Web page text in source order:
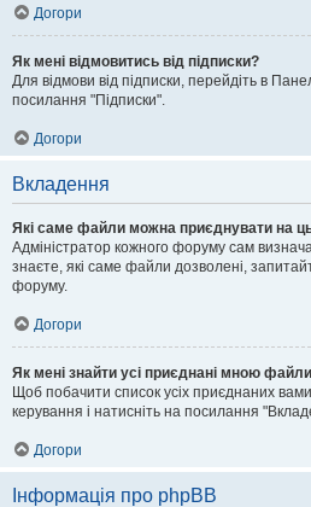
Догори
Як мені відмовитись від підписки?
Для відмови від підписки, перейдіть в
посилання "Підписки".
Догори
Вкладення
Які саме файли можна приєднувати на
Адміністратор кожного форуму сам
знаєте, які саме файли дозволені,
форуму.
Догори
Як мені знайти усі приєднані мною
Щоб побачити список усіх приєднаних
керування і натисніть на посилання
Догори
Інформація про phpBB